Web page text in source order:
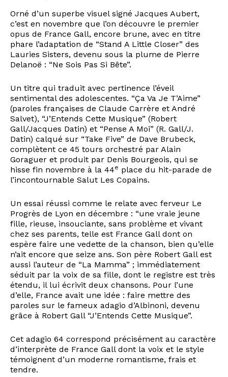
Orné d’un superbe visuel signé Jacques Aubert,
c’est en novembre que l’on découvre le premier
opus de France Gall, encore brune, avec en titre
phare l’adaptation de “Stand A Little Closer” des
Lauries Sisters, devenu sous la plume de Pierre
Delanoë : “Ne Sois Pas Si Bête”.
Un titre qui traduit avec pertinence l’éveil
sentimental des adolescentes. “Ça Va Je T’Aime”
(paroles françaises de Claude Carrère et André
Salvet), “J’Entends Cette Musique” (Robert
Gall/Jacques Datin) et “Pense A Moi” (R. Gall/J.
Datin) calqué sur “Take Five” de Dave Brubeck,
complètent ce 45 tours orchestré par Alain
Goraguer et produit par Denis Bourgeois, qui se
hisse fin novembre à la 44e place du hit-parade de
l’incontournable Salut Les Copains.
Un essai réussi comme le relate avec ferveur Le
Progrès de Lyon en décembre : “une vraie jeune
fille, rieuse, insouciante, sans problème et vivant
chez ses parents, telle est France Gall dont on
espère faire une vedette de la chanson, bien qu’elle
n’ait encore que seize ans. Son père Robert Gall est
aussi l’auteur de “La Mamma” ; immédiatement
séduit par la voix de sa fille, dont le registre est très
étendu, il lui écrivit deux chansons. Pour l’une
d’elle, France avait une idée : faire mettre des
paroles sur le fameux adagio d’Albinoni, devenu
grâce à Robert Gall “J’Entends Cette Musique”.
Cet adagio 64 correspond précisément au caractère
d’interprète de France Gall dont la voix et le style
témoignent d’un moderne romantisme, frais et
tendre.